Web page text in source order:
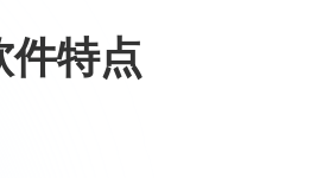
件特点